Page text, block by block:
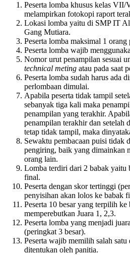
Peserta lomba khusus kelas
melampirkan fotokopi raport
Lokasi lomba yaitu di SMP IT
Gang Mutiara.
Peserta lomba maksimal 1 orang
Peserta lomba wajib
Nomor urut penampilan sesuai
technical meting atau pada saat
Peserta lomba sudah harus ada
perlombaan dimulai.
Apabila peserta tidak tampil
sebanyak tiga kali maka
penampilan yang terakhir.
penampilan terakhir dan setelah
tetap tidak tampil, maka
Sewaktu pembacaan puisi tidak
pengiring, baik yang dimainkan
orang lain.
Lomba terdiri dari 2 babak yaitu
final.
Peserta dengan skor tertinggi
penyisihan akan lolos ke babak
Peserta 10 besar yang terpilih
memperebutkan Juara 1, 2,3.
Peserta lomba yang menjadi
(peringkat 3 besar).
Peserta wajib memilih salah
ditentukan oleh panitia.